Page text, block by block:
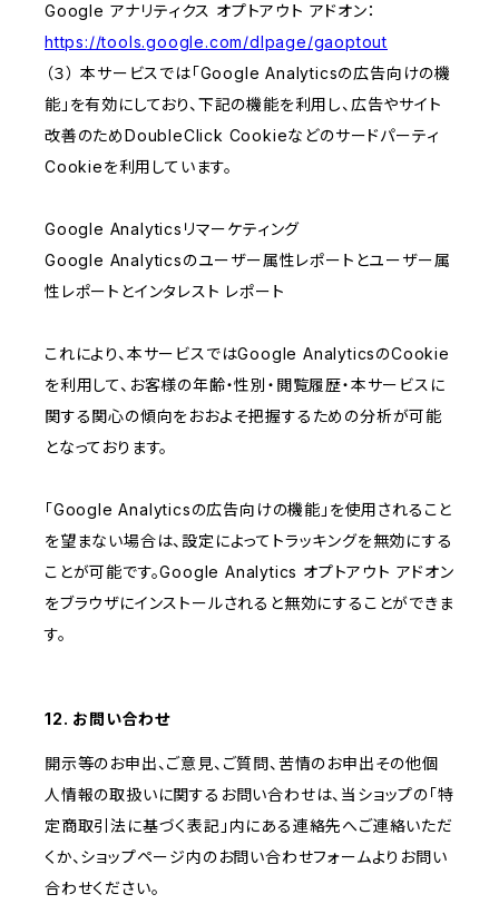
Google アナリティクス オプトアウト アドオン：
https://tools.google.com/dlpage/gaoptout
（３） 本サービスでは「Google Analyticsの広告向けの機
能」を有効にしており、下記の機能を利用し、広告やサイト
改善のためDoubleClick Cookieなどのサードパーティ
Cookieを利用しています。
Google Analyticsリマーケティング
Google Analyticsのユーザー属性レポートとユーザー属
性レポートとインタレスト レポート
これにより、本サービスではGoogle AnalyticsのCookie
を利用して、お客様の年齢・性別・閲覧履歴・本サービスに
関する関心の傾向をおおよそ把握するための分析が可能
となっております。
「Google Analyticsの広告向けの機能」を使用されること
を望まない場合は、設定によってトラッキングを無効にする
ことが可能です。Google Analytics オプトアウト アドオン
をブラウザにインストールされると無効にすることができま
す。
12. お問い合わせ
開示等のお申出、ご意見、ご質問、苦情のお申出その他個
人情報の取扱いに関するお問い合わせは、当ショップの「特
定商取引法に基づく表記」内にある連絡先へご連絡いただ
くか、ショップページ内のお問い合わせフォームよりお問い
合わせください。